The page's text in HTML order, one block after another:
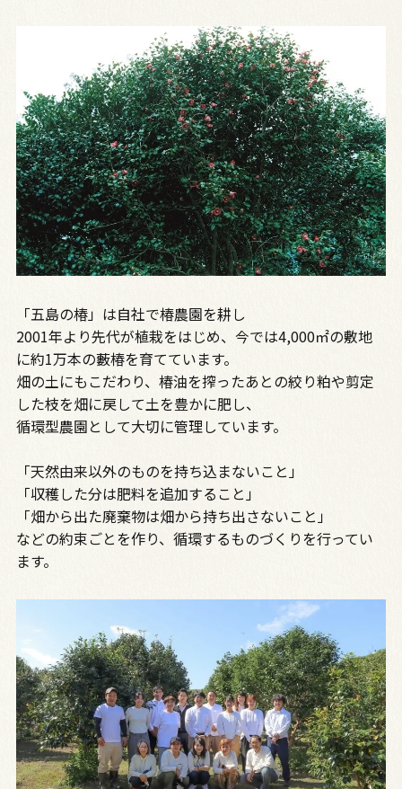
「五島の椿」は自社で椿農園を耕し
2001年より先代が植栽をはじめ、今では4,000㎡の敷地
に約1万本の藪椿を育てています。
畑の土にもこだわり、椿油を搾ったあとの絞り粕や剪定
した枝を畑に戻して土を豊かに肥し、
循環型農園として大切に管理しています。
「天然由来以外のものを持ち込まないこと」
「収穫した分は肥料を追加すること」
「畑から出た廃棄物は畑から持ち出さないこと」
などの約束ごとを作り、循環するものづくりを行ってい
ます。